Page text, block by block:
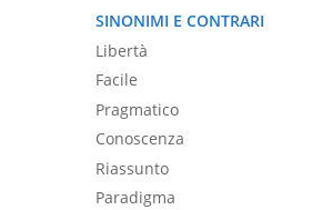
SINONIMI E CONTRARI
Libertà
Facile
Pragmatico
Conoscenza
Riassunto
Paradigma